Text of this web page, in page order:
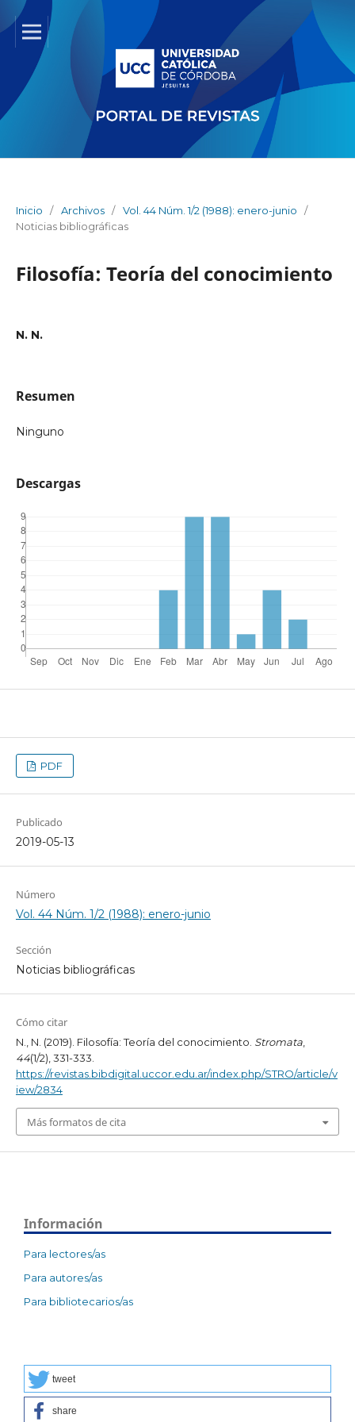
Inicio / Archivos / Vol. 44 Núm. 1/2 (1988): enero-junio
/
Noticias bibliográficas
Filosofía: Teoría del conocimiento
N. N.
Resumen
Ninguno
Descargas
PDF
Publicado
2019-05-13
Número
Vol. 44 Núm. 1/2 (1988): enero-junio
Sección
Noticias bibliográficas
Cómo citar
N., N. (2019). Filosofía: Teoría del conocimiento. Stromata,
44(1/2), 331-333.
https://revistas.bibdigital.uccor.edu.ar/index.php/STRO/article/v
iew/2834
Más formatos de cita
Información
Para lectores/as
Para autores/as
Para bibliotecarios/as
tweet
share